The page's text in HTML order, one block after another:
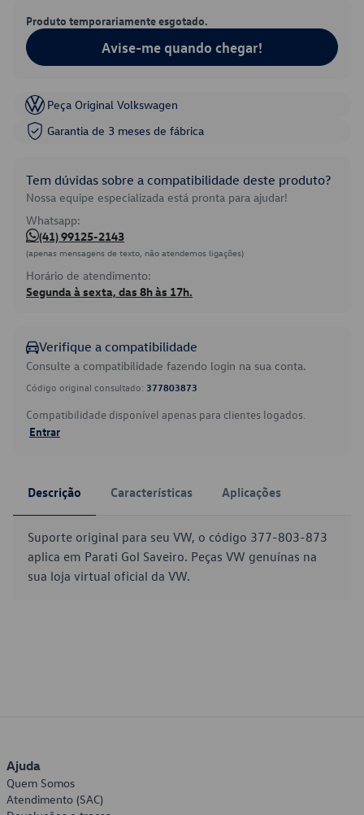
Produto temporariamente esgotado.
Avise-me quando chegar!
Peça Original Volkswagen
Garantia de 3 meses de fábrica
Tem dúvidas sobre a compatibilidade deste produto?
Nossa equipe especializada está pronta para ajudar!
Whatsapp:
(41) 99125-2143
(apenas mensagens de texto, não atendemos ligações)
Horário de atendimento:
Segunda à sexta, das 8h às 17h.
Verifique a compatibilidade
Consulte a compatibilidade fazendo login na sua conta.
Código original consultado: 377803873
Compatibilidade disponível apenas para clientes logados.
Entrar
Descrição Características Aplicações
Suporte original para seu VW, o código 377-803-873
aplica em Parati Gol Saveiro. Peças VW genuínas na
sua loja virtual oficial da VW.
Ajuda
Quem Somos
Atendimento (SAC)